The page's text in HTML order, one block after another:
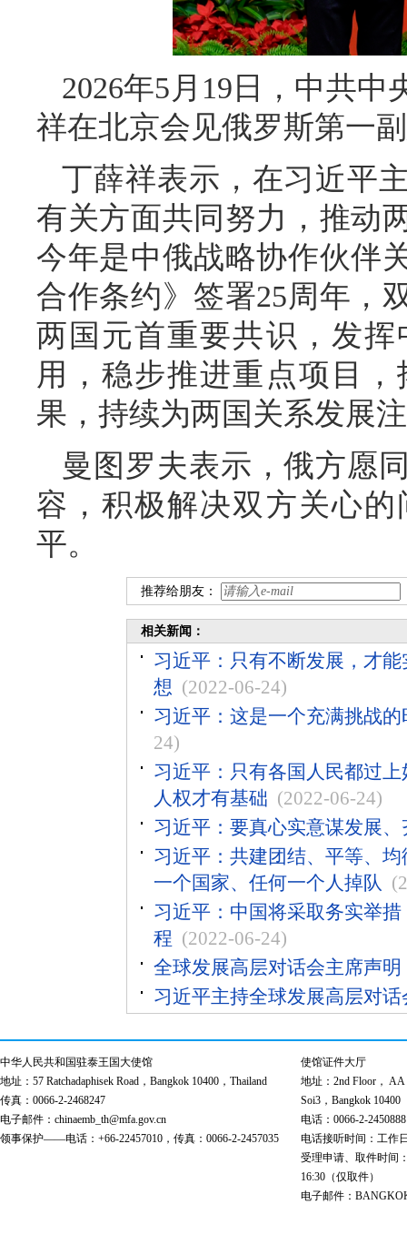
2026年5月19日，中共
祥在北京会见俄罗斯第一
丁薛祥表示，在习近平
有关方面共同努力，推动
今年是中俄战略协作伙伴
合作条约》签署25周年，
两国元首重要共识，发
用，稳步推进重点项目
果，持续为两国关系发展
曼图罗夫表示，俄方愿
容，积极解决双方关心
平。
推荐给朋友：
相关新闻：
习近平：只有不断发展，才
想 (2022-06-24)
习近平：这是一个充满挑战
24)
习近平：只有各国人民都过
人权才有基础 (2022-06-24)
习近平：要真心实意谋发展
习近平：共建团结、平等、
一个国家、任何一个人掉队
习近平：中国将采取务实举
程 (2022-06-24)
全球发展高层对话会主席声明
习近平主持全球发展高层对
中华人民共和国驻泰王国大使馆
地址：57 Ratchadaphisek Road，Bangkok 10400，Thailand
传真：0066-2-2468247
电子邮件：chinaemb_th@mfa.gov.cn
领事保护——电话：+66-22457010，传真：0066-2-2457035
使馆证件大厅
地址：2nd Floor， AA
Soi3，Bangkok 10400
电话：0066-2-
电话接听时间：工作
受理申请、取件时间
16:30（仅取件）
电子邮件：